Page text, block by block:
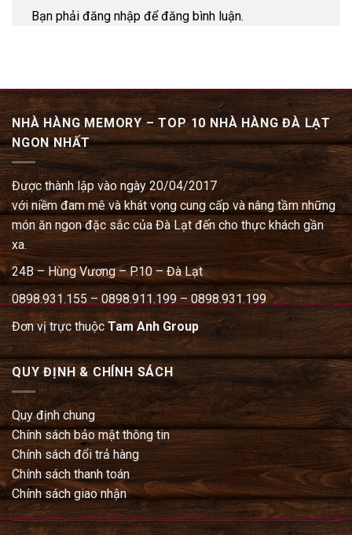
Bạn phải đăng nhập để đăng bình luận.
NHÀ HÀNG MEMORY – TOP 10 NHÀ HÀNG ĐÀ LẠT
NGON NHẤT
Được thành lập vào ngày 20/04/2017
với niềm đam mê và khát vọng cung cấp và nâng tầm những
món ăn ngon đặc sắc của Đà Lạt đến cho thực khách gần
xa.
24B – Hùng Vương – P.10 – Đà Lạt
0898.931.155 – 0898.911.199 – 0898.931.199
Đơn vị trực thuộcTam Anh Group
QUY ĐỊNH & CHÍNH SÁCH
Quy định chung
Chính sách bảo mật thông tin
Chính sách đổi trả hàng
Chính sách thanh toán
Chính sách giao nhận